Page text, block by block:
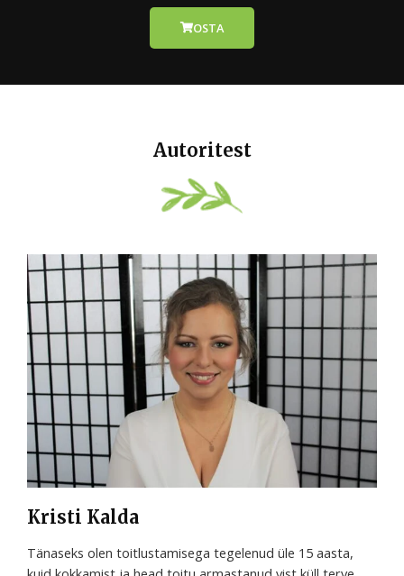
OSTA
Autoritest
Kristi Kalda
Tänaseks olen toitlustamisega tegelenud üle 15 aasta,